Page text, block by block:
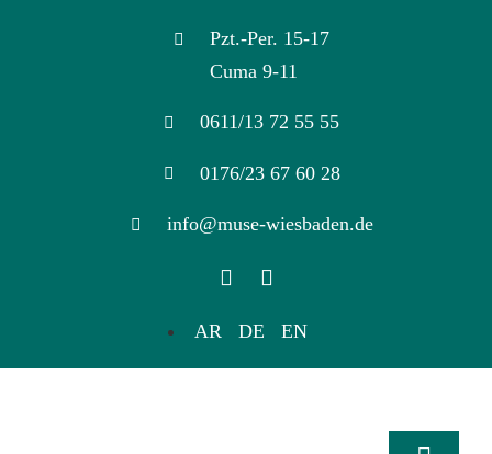
Pzt.-Per. 15-17
Cuma 9-11
0611/13 72 55 55
0176/23 67 60 28
info@muse-wiesbaden.de
AR DE EN